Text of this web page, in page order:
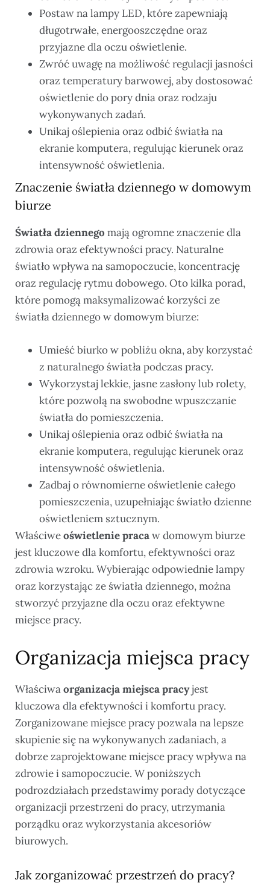
Postaw na lampy LED, które zapewniają
długotrwałe, energooszczędne oraz
przyjazne dla oczu oświetlenie.
Zwróć uwagę na możliwość regulacji jasności
oraz temperatury barwowej, aby dostosować
oświetlenie do pory dnia oraz rodzaju
wykonywanych zadań.
Unikaj oślepienia oraz odbić światła na
ekranie komputera, regulując kierunek oraz
intensywność oświetlenia.
Znaczenie światła dziennego w domowym
biurze
Światła dziennego mają ogromne znaczenie dla
zdrowia oraz efektywności pracy. Naturalne
światło wpływa na samopoczucie, koncentrację
oraz regulację rytmu dobowego. Oto kilka porad,
które pomogą maksymalizować korzyści ze
światła dziennego w domowym biurze:
Umieść biurko w pobliżu okna, aby korzystać
z naturalnego światła podczas pracy.
Wykorzystaj lekkie, jasne zasłony lub rolety,
które pozwolą na swobodne wpuszczanie
światła do pomieszczenia.
Unikaj oślepienia oraz odbić światła na
ekranie komputera, regulując kierunek oraz
intensywność oświetlenia.
Zadbaj o równomierne oświetlenie całego
pomieszczenia, uzupełniając światło dzienne
oświetleniem sztucznym.
Właściweoświetlenie pracaw domowym biurze
jest kluczowe dla komfortu, efektywności oraz
zdrowia wzroku. Wybierając odpowiednie lampy
oraz korzystając ze światła dziennego, można
stworzyć przyjazne dla oczu oraz efektywne
miejsce pracy.
Organizacja miejsca pracy
Właściwaorganizacja miejsca pracyjest
kluczowa dla efektywności i komfortu pracy.
Zorganizowane miejsce pracy pozwala na lepsze
skupienie się na wykonywanych zadaniach, a
dobrze zaprojektowane miejsce pracy wpływa na
zdrowie i samopoczucie. W poniższych
podrozdziałach przedstawimy porady dotyczące
organizacji przestrzeni do pracy, utrzymania
porządku oraz wykorzystania akcesoriów
biurowych.
Jak zorganizować przestrzeń do pracy?